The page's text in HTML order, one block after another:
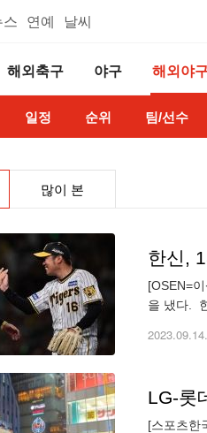
스 연예 날씨
해외축구 야구 해외야
일정 순위 팀/선수
많이 본
한신,
[OSEN=
을 냈다.
2023.09.14.
LG-롯
[스포츠한